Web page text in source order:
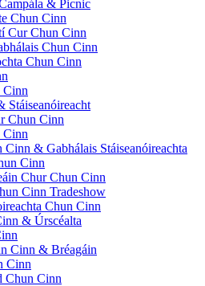
& Picnic
Chun Cinn
Cur Chun Cinn
Chun Cinn
Chun Cinn
Cinn
Chun Cinn
Cinn
& Gabhálais Stáiseanóireachta
Cinn
Chur Chun Cinn
Cinn Tradeshow
Chun Cinn
& Úrscéalta
Cinn & Bréagáin
Cinn
Chun Cinn